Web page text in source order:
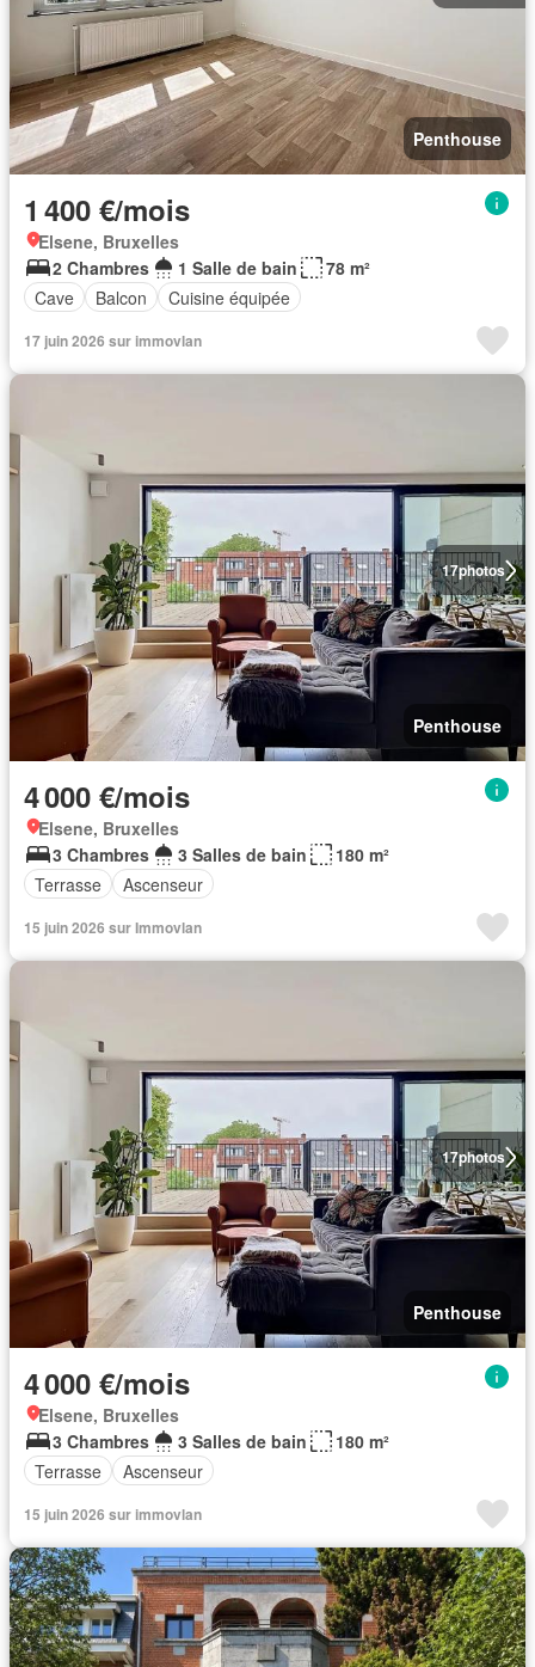
Penthouse
1 400 €/mois
Elsene, Bruxelles
2 Chambres
1 Salle de bain
78 m²
Cave
Balcon Cuisine équipée
17 juin 2026 sur immovlan
17photos
Penthouse
4 000 €/mois
Elsene, Bruxelles
3 Chambres
3 Salles de bain
180 m²
Terrasse
Ascenseur
15 juin 2026 sur Immovlan
17photos
Penthouse
4 000 €/mois
Elsene, Bruxelles
3 Chambres
3 Salles de bain
180 m²
Terrasse
Ascenseur
15 juin 2026 sur immovlan